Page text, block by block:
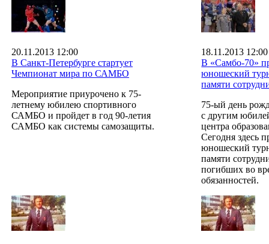
20.11.2013 12:00
В Санкт-Петербурге стартует
Чемпионат мира по САМБО
Мероприятие приурочено к 75-
летнему юбилею спортивного
САМБО и пройдет в год 90-летия
САМБО как системы самозащиты.
18.11.2013 12:00
В «Самбо-70»
юношеский
памяти
75-ый день
с другим
центра
Сегодня здесь
юношеский
памяти
погибших во
обязанностей.